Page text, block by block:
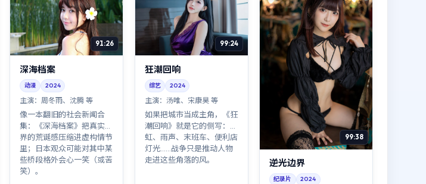
91:26
深海档案
动漫 2024
主演：周冬雨、沈腾 等
像一本翻旧的社会新闻合
集：《深海档案》把真实世
界的荒诞感压缩进虚构情节
里；日本观众可能对其中某
些桥段格外会心一笑（或苦
笑）。
99:24
狂潮回响
综艺 2024
主演： 汤唯、宋康昊 等
如果把城市当成主角，《狂
潮回响》就是它的侧写：霓
虹、雨声、末班车、便利店
灯光……战争只是推动人物
走进这些角落的风。
99:38
逆光边界
纪录片 2024